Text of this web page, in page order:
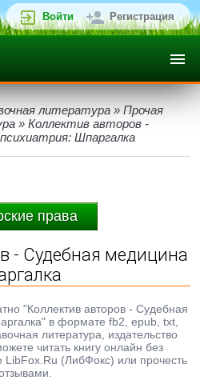
Войти Регистрация
литература » Прочая
» Коллектив авторов -
Шпаргалка
права
- Судебная медицина
"Коллектив авторов - Судебная
в формате fb2, epub, txt,
литература, издательство
читать книгу онлайн без
LibFox.Ru (ЛибФокс) или прочесть